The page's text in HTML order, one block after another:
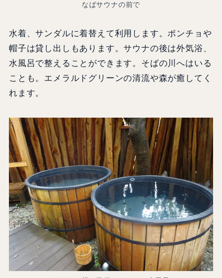
なばサウナの前で
水着、サンダルに着替えて利用します。ポンチョや
帽子は貸し出しもあります。サウナの後は外気浴、
水風呂で整えることができます。そばの川へはいる
ことも。エメラルドグリーンの清流や森が癒してく
れます。